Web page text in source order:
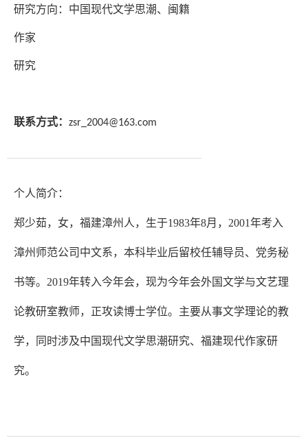
研究方向： 中国现代文学思潮、闽籍
作家
研究
联系方式： zsr_2004@163.com
个人简介：
郑少茹，女，福建漳州人，生于1983年8月，2001年考入
漳州师范公司中文系，本科毕业后留校任辅导员、党务秘
书等。2019年转入今年会，现为今年会外国文学与文艺理
论教研室教师，正攻读博士学位。主要从事文学理论的教
学，同时涉及中国现代文学思潮研究、福建现代作家研
究。